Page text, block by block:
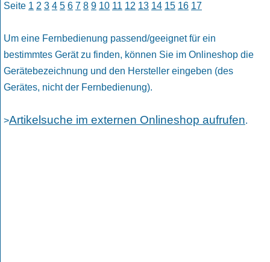
Seite 1 2 3 4 5 6 7 8 9 10 11 12 13 14 15 16 17
Um eine Fernbedienung passend/geeignet für ein
bestimmtes Gerät zu finden, können Sie im Onlineshop die
Gerätebezeichnung und den Hersteller eingeben (des
Gerätes, nicht der Fernbedienung).
>Artikelsuche im externen Onlineshop aufrufen.